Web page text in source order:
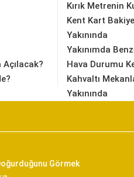
Kırık Metrenin
Kent Kart
Yakınında
Yakınımda
Hava Durumu
Kahvaltı
Yakınında
Görmek